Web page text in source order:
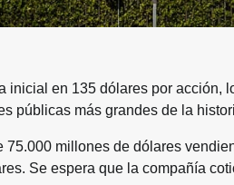
inicial en 135 dólares por acción,
públicas más grandes de la
millones de dólares
Se espera que la compañía